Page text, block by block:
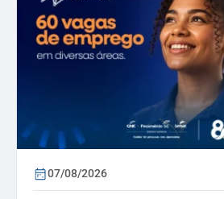
07/08/2026